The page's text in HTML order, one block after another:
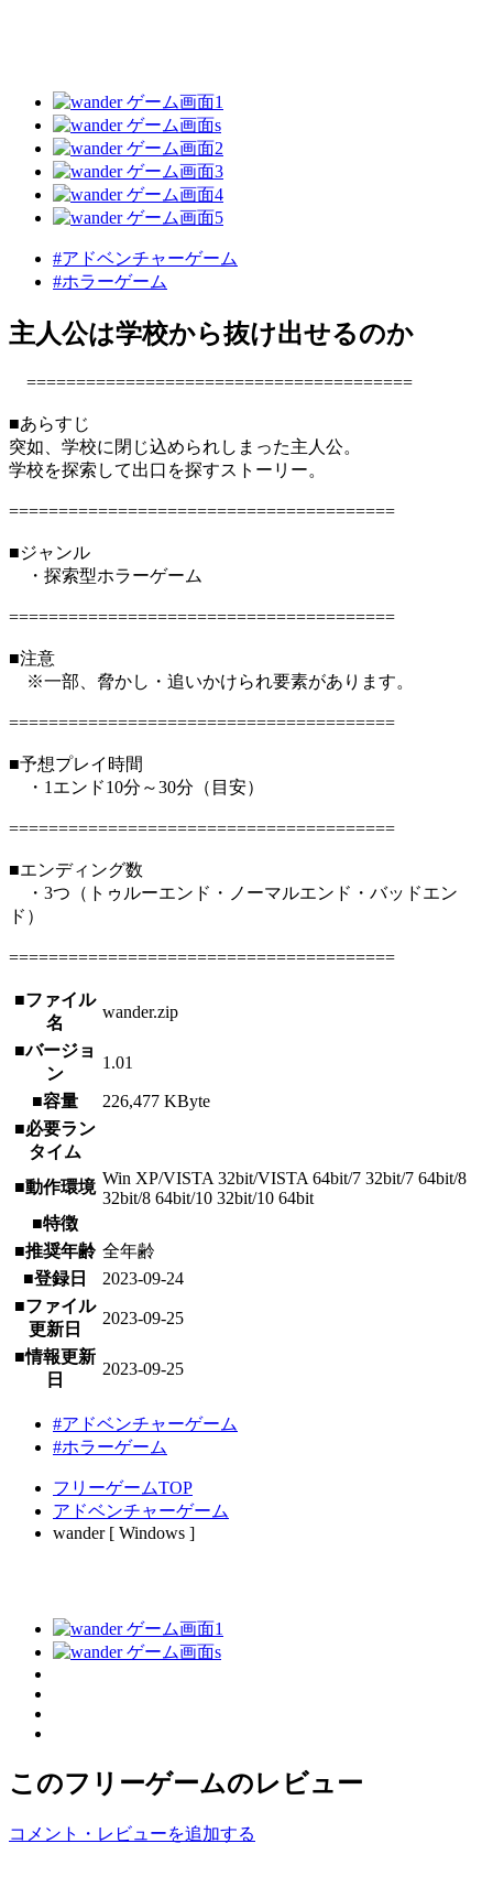
#アドベンチャーゲーム
#ホラーゲーム
主人公は学校から抜け出せるのか
=======================================
■あらすじ
突如、学校に閉じ込められしまった主人公。
学校を探索して出口を探すストーリー。
=======================================
■ジャンル
・探索型ホラーゲーム
=======================================
■注意
※一部、脅かし・追いかけられ要素があります。
=======================================
■予想プレイ時間
・1エンド10分～30分（目安）
=======================================
■エンディング数
・3つ（トゥルーエンド・ノーマルエンド・バッドエン
ド）
=======================================
■ファイル
名
wander.zip
■バージョ
ン
1.01
■容量
226,477 KByte
■必要ラン
タイム
■動作環境 Win XP/VISTA 32bit/VISTA 64bit/7 32bit/7 64bit/8
32bit/8 64bit/10 32bit/10 64bit
■特徴
■推奨年齢 全年齢
■登録日
2023-09-24
■ファイル
更新日
2023-09-25
■情報更新
日
2023-09-25
#アドベンチャーゲーム
#ホラーゲーム
フリーゲームTOP
アドベンチャーゲーム
wander [ Windows ]
このフリーゲームのレビュー
コメント・レビューを追加する